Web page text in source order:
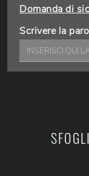
Domanda di
Scrivere la